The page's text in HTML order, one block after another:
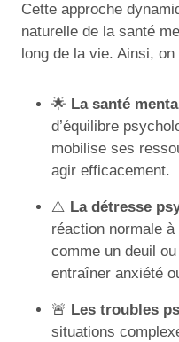
Cette approche
naturelle de la santé
long de la vie. Ainsi,
🌟 La santé
d’équilibre
mobilise ses
agir efficacement.
⚠️ La détresse
réaction normale
comme un deuil
entraîner anxiété
🚨 Les troubles
situations